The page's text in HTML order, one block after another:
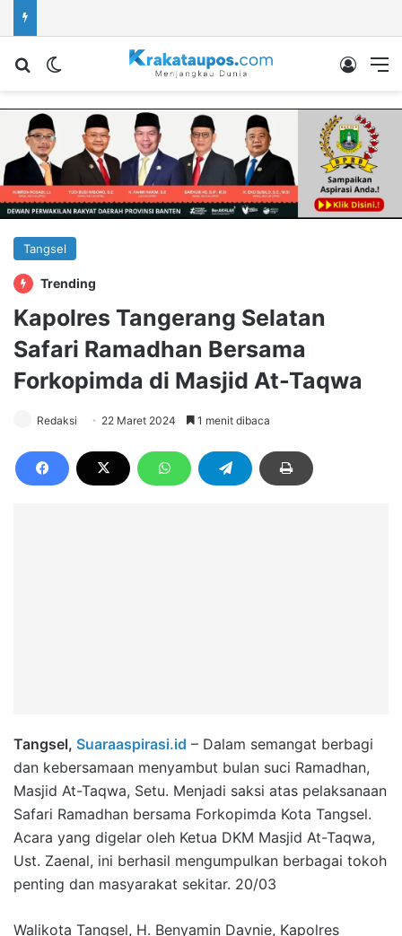
Cari berita...Switch skin Log In
Tangsel
Trending
Kapolres Tangerang Selatan
Safari Ramadhan Bersama
Forkopimda di Masjid At-Taqwa
Redaksi 22 Maret 2024 1 menit dibaca
Tangsel, Suaraaspirasi.id – Dalam semangat berbagi
dan kebersamaan menyambut bulan suci Ramadhan,
Masjid At-Taqwa, Setu. Menjadi saksi atas pelaksanaan
Safari Ramadhan bersama Forkopimda Kota Tangsel.
Acara yang digelar oleh Ketua DKM Masjid At-Taqwa,
Ust. Zaenal, ini berhasil mengumpulkan berbagai tokoh
penting dan masyarakat sekitar. 20/03
Walikota Tangsel, H. Benyamin Davnie, Kapolres